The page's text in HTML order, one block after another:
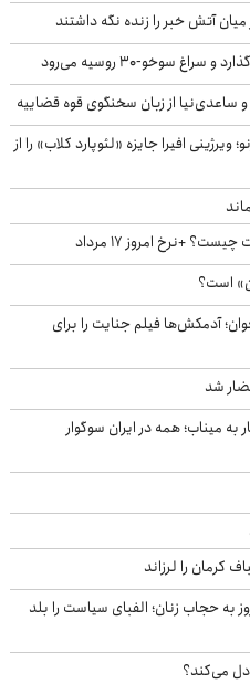
میان آتش خبر را زنده نگه داشتند
سوخو-30 روسیه می‌رود
از زبان سخنگوی قوه قضاییه
افیرا جایزه «لئوپارد کلاب» را از
است؟
آدمکش‌ها فیلم جنایت را برای
شد
میناب؛ همه در ایران سوگوار
به حجاب زنان؛ الفبای سیاست را بلد